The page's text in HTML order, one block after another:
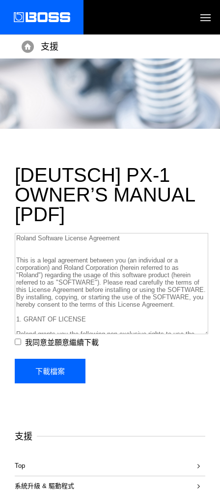
Home
支援
[DEUTSCH] PX-1
OWNER’S MANUAL
[PDF]
我同意並願意繼續下載
支援
Top
系統升級 & 驅動程式